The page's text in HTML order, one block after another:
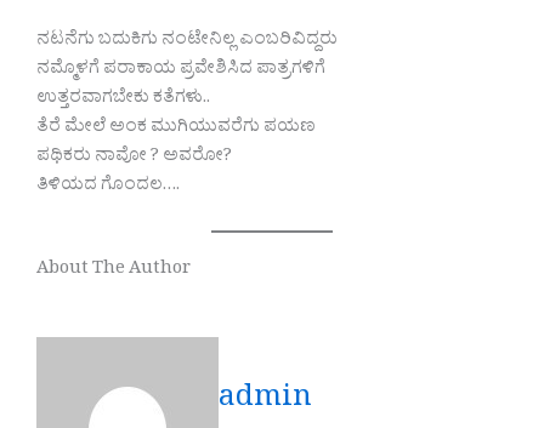
ನಟನೆಗು ಬದುಕಿಗು ನಂಟೇನಿಲ್ಲ ಎಂಬರಿವಿದ್ದರು
ನಮ್ಮೊಳಗೆ ಪರಾಕಾಯ ಪ್ರವೇಶಿಸಿದ ಪಾತ್ರಗಳಿಗೆ
ಉತ್ತರವಾಗಬೇಕು ಕತೆಗಳು..
ತೆರೆ ಮೇಲೆ ಅಂಕ ಮುಗಿಯುವರೆಗು ಪಯಣ
ಪಥಿಕರು ನಾವೋ ? ಅವರೋ?
ತಿಳಿಯದ ಗೊಂದಲ….
About The Author
admin